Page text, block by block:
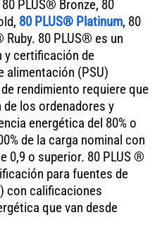
PLUS® Bronze, 80
80 PLUS® Platinum, 80
80 PLUS® es un
y certificación de
alimentación (PSU)
rendimiento requiere que
los ordenadores y
energética del 80% o
de la carga nominal con
0,9 o superior. 80 PLUS ®
para fuentes de
con calificaciones
que van desde